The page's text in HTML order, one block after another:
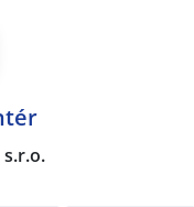
s.r.o.